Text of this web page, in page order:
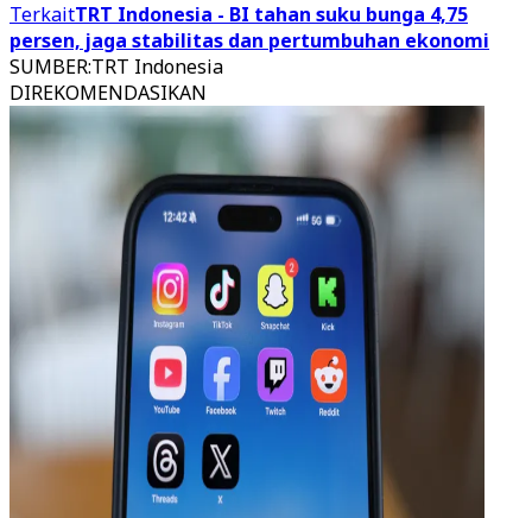
TerkaitTRT Indonesia - BI tahan suku bunga 4,75
persen, jaga stabilitas dan pertumbuhan ekonomi
SUMBER:TRT Indonesia
DIREKOMENDASIKAN